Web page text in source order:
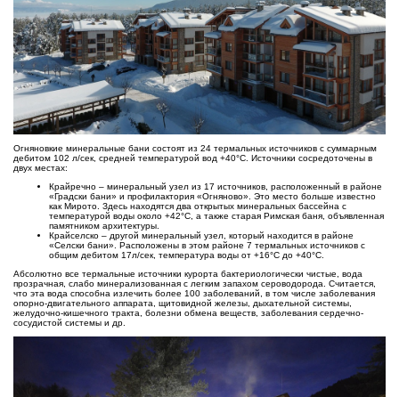
Огняновкие минеральные бани состоят из 24 термальных источников с суммарным
дебитом 102 л/сек, средней температурой вод +40°С. Источники сосредоточены в
двух местах:
Крайречно – минеральный узел из 17 источников, расположенный в районе
«Градски бани» и профилактория «Огняново». Это место больше известно
как Мирото. Здесь находятся два открытых минеральных бассейна с
температурой воды около +42°С, а также старая Римская баня, объявленная
памятником архитектуры.
Крайселско – другой минеральный узел, который находится в районе
«Селски бани». Расположены в этом районе 7 термальных источников с
общим дебитом 17л/сек, температура воды от +16°С до +40°С.
Абсолютно все термальные источники курорта бактериологически чистые, вода
прозрачная, слабо минерализованная с легким запахом сероводорода. Считается,
что эта вода способна излечить более 100 заболеваний, в том числе заболевания
опорно-двигательного аппарата, щитовидной железы, дыхательной системы,
желудочно-кишечного тракта, болезни обмена веществ, заболевания сердечно-
сосудистой системы и др.